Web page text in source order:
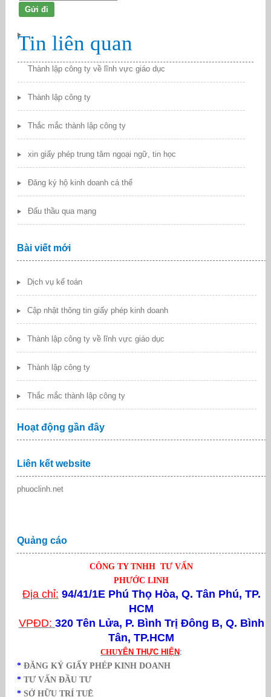
Tin liên quan
Thành lập công ty về lĩnh vực giáo dục
Thành lập công ty
Thắc mắc thành lập công ty
xin giấy phép trung tâm ngoại ngữ, tin học
Đăng ký hộ kinh doanh cá thể
Đấu thầu qua mạng
Bài viết mới
Dịch vụ kế toán
Cập nhật thông tin giấy phép kinh doanh
Thành lập công ty về lĩnh vực giáo dục
Thành lập công ty
Thắc mắc thành lập công ty
Hoạt động gần đây
Liên kết website
phuoclinh.net
Quảng cáo
CÔNG TY TNHH TƯ VẤN
PHƯỚC LINH
Địa chỉ: 94/41/1E Phú Thọ Hòa, Q. Tân Phú, TP.
HCM
VPĐD: 320 Tên Lửa, P. Bình Trị Đông B, Q. Bình
Tân, TP.HCM
CHUYÊN THỰC HIỆN :
* ĐĂNG KÝ GIẤY PHÉP KINH DOANH
* TƯ VẤN ĐẦU TƯ
* SỞ HỮU TRÍ TUỆ